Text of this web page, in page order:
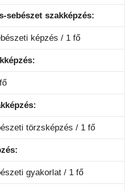
sebészet szakképzés:
képzés / 1 fő
törzsképzés / 1 fő
gyakorlat / 1 fő